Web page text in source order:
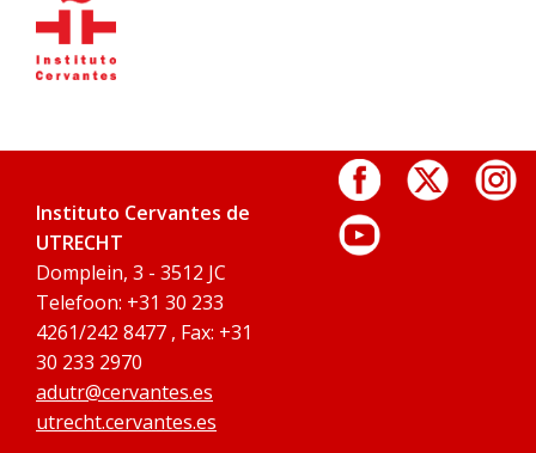
Instituto Cervantes de
UTRECHT
Domplein, 3 - 3512 JC
Telefoon: +31 30 233
4261/242 8477 , Fax: +31
30 233 2970
adutr@cervantes.es
utrecht.cervantes.es